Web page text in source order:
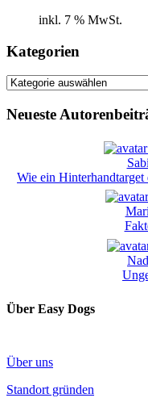
inkl. 7 % MwSt.
Kategorien
Kategorien
Neueste
Wie ein
Über Easy Dogs
Über uns
Standort gründen